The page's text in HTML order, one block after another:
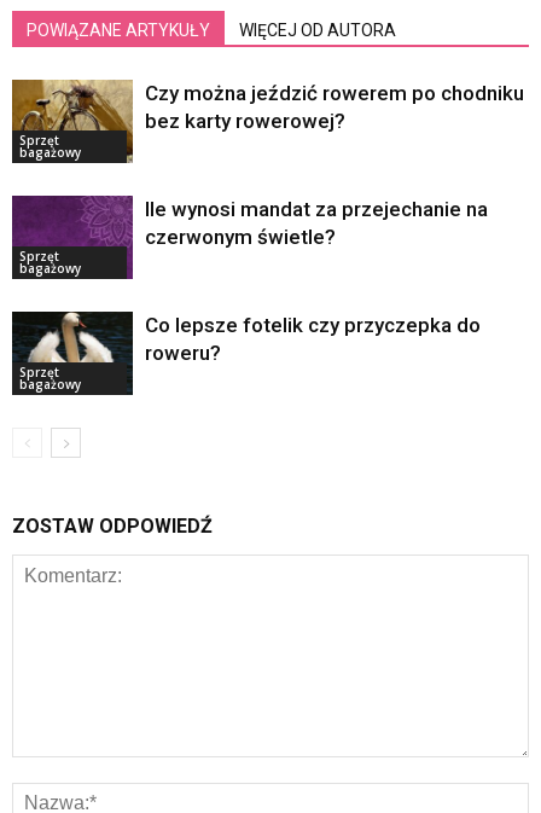
POWIĄZANE ARTYKUŁY WIĘCEJ OD AUTORA
Sprzęt
bagażowy
Czy można jeździć rowerem po chodniku
bez karty rowerowej?
Sprzęt
bagażowy
Ile wynosi mandat za przejechanie na
czerwonym świetle?
Sprzęt
bagażowy
Co lepsze fotelik czy przyczepka do
roweru?
ZOSTAW ODPOWIEDŹ